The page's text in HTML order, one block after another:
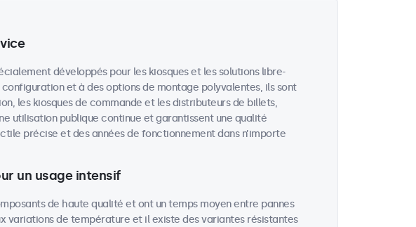
développés pour les kiosques et les solutions libre-
et à des options de montage polyvalentes, ils sont
les kiosques de commande et les distributeurs de billets,
utilisation publique continue et garantissent une qualité
précise et des années de fonctionnement dans n’importe
un usage intensif
de haute qualité et ont un temps moyen entre pannes
variations de température et il existe des variantes résistantes